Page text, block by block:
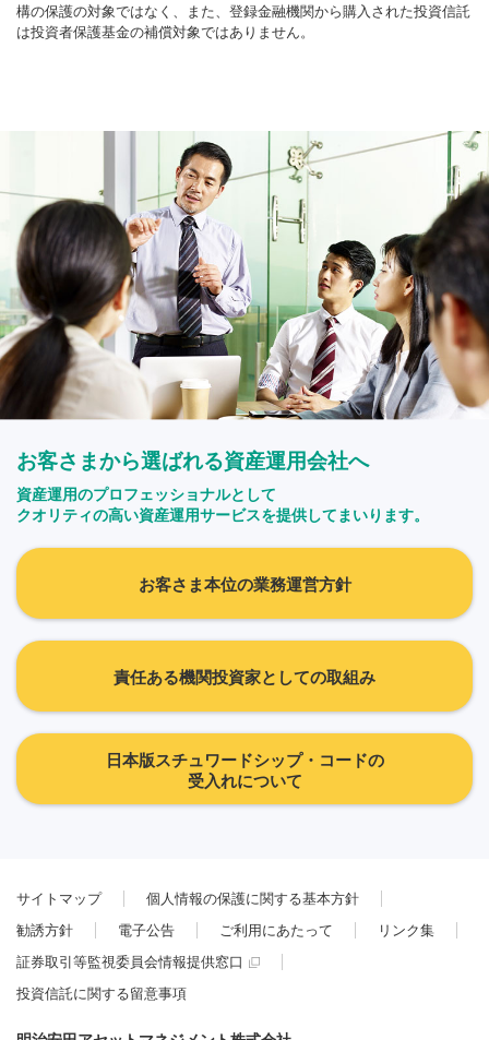
構の保護の対象ではなく、また、登録金融機関から購入された投資信託
は投資者保護基金の補償対象ではありません。
お客さまから選ばれる資産運用会社へ
資産運用のプロフェッショナルとして
クオリティの高い資産運用サービスを提供してまいります。
お客さま本位の業務運営方針
責任ある機関投資家としての取組み
日本版スチュワードシップ・コードの
受入れについて
サイトマップ
個人情報の保護に関する基本方針
勧誘方針
電子公告 ご利用にあたって
リンク集
証券取引等監視委員会情報提供窓口
投資信託に関する留意事項